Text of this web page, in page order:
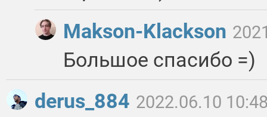
Makson-Klackson
Большое спасибо =)
derus_884 2022.06.10